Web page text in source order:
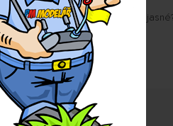
Nejsou Vám některé parametry